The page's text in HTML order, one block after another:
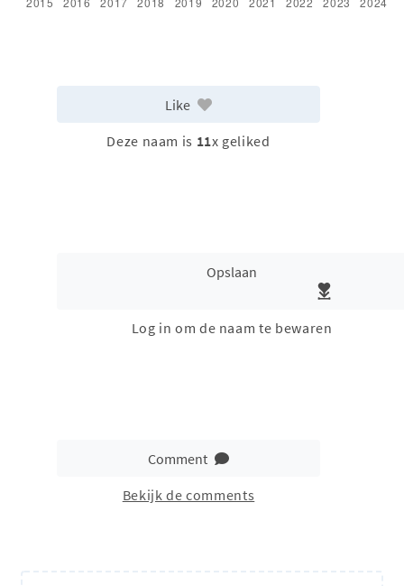
Like
Deze naam is 11x geliked
Opslaan
Log in om de naam te bewaren
Comment
Bekijk de comments